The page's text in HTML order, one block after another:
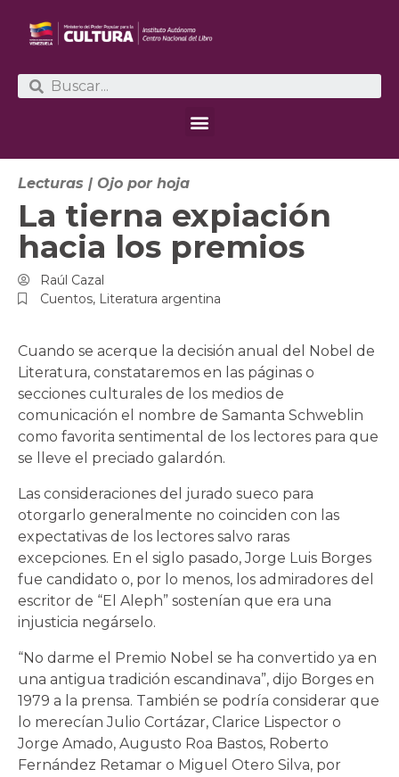
Lecturas | Ojo por hoja
La tierna expiación
hacia los premios
Raúl Cazal
Cuentos, Literatura argentina
Cuando se acerque la decisión anual del Nobel de
Literatura, constataremos en las páginas o
secciones culturales de los medios de
comunicación el nombre de Samanta Schweblin
como favorita sentimental de los lectores para que
se lleve el preciado galardón.
Las consideraciones del jurado sueco para
otorgarlo generalmente no coinciden con las
expectativas de los lectores salvo raras
excepciones. En el siglo pasado, Jorge Luis Borges
fue candidato o, por lo menos, los admiradores del
escritor de “El Aleph” sostenían que era una
injusticia negárselo.
“No darme el Premio Nobel se ha convertido ya en
una antigua tradición escandinava”, dijo Borges en
1979 a la prensa. También se podría considerar que
lo merecían Julio Cortázar, Clarice Lispector o
Jorge Amado, Augusto Roa Bastos, Roberto
Fernández Retamar o Miguel Otero Silva, por